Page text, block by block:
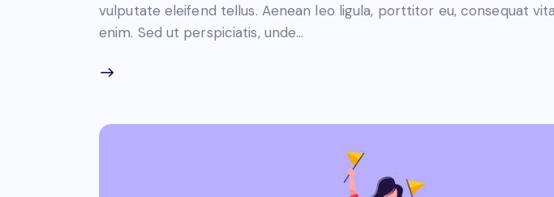
vulputate eleifend tellus. Aenean leo ligula, porttitor eu, consequat
enim. Sed ut perspiciatis, unde…